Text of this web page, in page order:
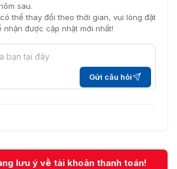
sau.
thể thay đổi theo thời gian, vui lòng đặt
nhận được cập nhật mới nhất!
Gửi câu hỏi
lưu ý về tài khoản thanh toán!